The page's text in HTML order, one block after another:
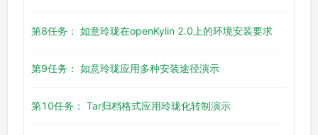
第8任务： 如意玲珑在openKylin 2.0上的环境安装要求
第9任务： 如意玲珑应用多种安装途径演示
第10任务： Tar归档格式应用玲珑化转制演示